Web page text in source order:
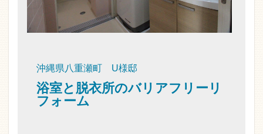
沖縄県八重瀬町 U様邸
浴室と脱衣所のバリアフリーリ
フォーム